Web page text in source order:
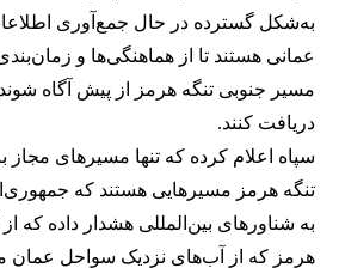
به‌شکل گسترده در حال جمع‌آوری
عمانی هستند تا از هماهنگی‌ها و
مسیر جنوبی تنگه هرمز از پیش آگاه شوند
دریافت کنند.
سپاه اعلام کرده که تنها مسیرهای مجاز
تنگه هرمز مسیرهایی هستند که
به شناورهای بین‌المللی هشدار داده که
هرمز که از آب‌های نزدیک سواحل عمان